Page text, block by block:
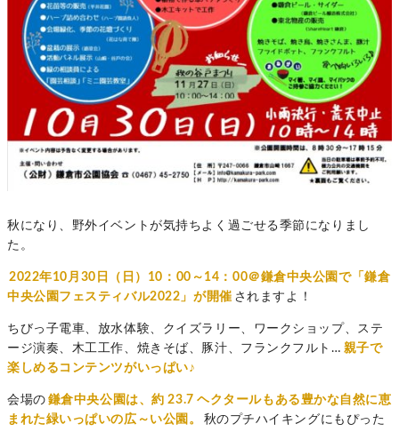
秋になり、野外イベントが気持ちよく過ごせる季節になりまし
た。
2022年10月30日（日）10：00～14：00＠鎌倉中央公園で「鎌倉
中央公園フェスティバル2022」が開催 されますよ！
ちびっ子電車、放水体験、クイズラリー、ワークショップ、ステ
ージ演奏、木工工作、焼きそば、豚汁、フランクフルト… 親子で
楽しめるコンテンツがいっぱい♪
会場の 鎌倉中央公園は、約 23.7 ヘクタールもある豊かな自然に恵
まれた緑いっぱいの広～い公園。
秋のプチハイキングにもぴった